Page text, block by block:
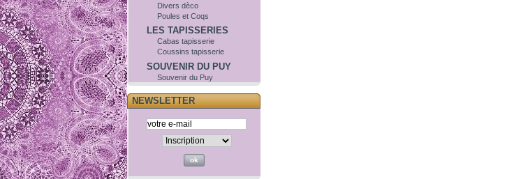
Divers dèco
Poules et Coqs
LES TAPISSERIES
Cabas tapisserie
Coussins tapisserie
SOUVENIR DU PUY
Souvenir du Puy
NEWSLETTER